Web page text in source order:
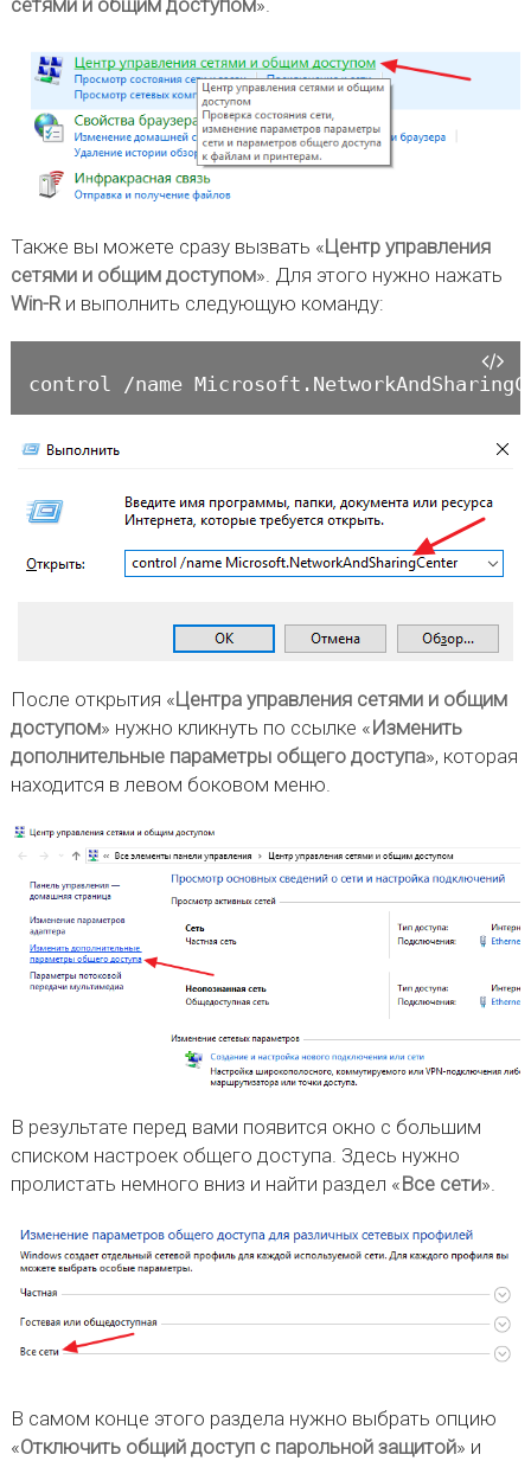
Также вы можете сразу вызвать «Центр управления
сетями и общим доступом». Для этого нужно нажать
Win-Rи выполнить следующую команду:
control /name
После открытия «Центра управления сетями и общим
доступом» нужно кликнуть по ссылке «Изменить
дополнительные параметры общего доступа», которая
находится в левом боковом меню.
В результате перед вами появится окно с большим
списком настроек общего доступа. Здесь нужно
пролистать немного вниз и найти раздел «Все сети».
В самом конце этого раздела нужно выбрать опцию
«Отключить общий доступ с парольной защитой» и